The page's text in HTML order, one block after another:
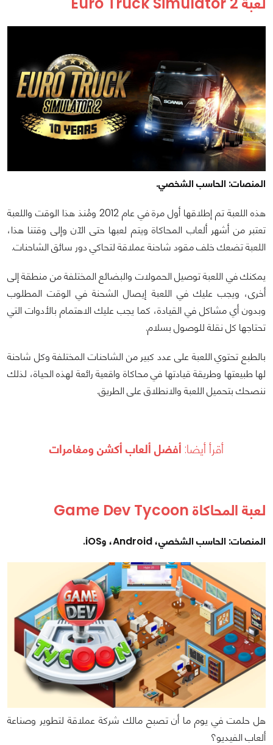
المنصات: الحاسب الشخصي.
هذه اللعبة تم إطلاقها أول مرة في عام 2012 ومُنذ هذا الوقت واللعبة
تعتبر من أشهر ألعاب المحاكاة ويتم لعبها حتى الآن وإلى وقتنا هذا،
اللعبة تضعك خلف مقود شاحنة عملاقة لتحاكي دور سائق الشاحنات.
يمكنك في اللعبة توصيل الحمولات والبضائع المختلفة من منطقة إلى
أخرى، ويجب عليك في اللعبة إيصال الشحنة في الوقت المطلوب
وبدون أي مشاكل في القيادة، كما يجب عليك الاهتمام بالأدوات التي
تحتاجها كل نقلة للوصول بسلام.
بالطبع تحتوي اللعبة على عدد كبير من الشاحنات المختلفة وكل شاحنة
لها طبيعتها وطريقة قيادتها في محاكاة واقعية رائعة لهذه الحياة، لذلك
ننصحك بتحميل اللعبة والانطلاق على الطريق.
أقرأ أيضا:أفضل ألعاب أكشن ومغامرات
لعبة المحاكاة Game Dev Tycoon
المنصات: الحاسب الشخصي، Android، وiOS.
هل حلمت في يوم ما أن تصبح مالك شركة عملاقة لتطوير وصناعة
ألعاب الفيديو؟